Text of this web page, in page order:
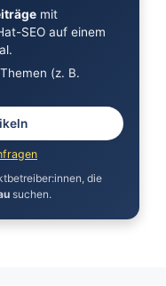
mit
SEO auf einem
(z. B.
die
suchen.